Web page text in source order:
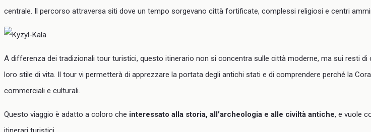
centrale. Il percorso attraversa siti dove un tempo sorgevano città fortificate, complessi religiosi e centri
A differenza dei tradizionali tour turistici, questo itinerario non si concentra sulle città moderne, ma sui resti
loro stile di vita. Il tour vi permetterà di apprezzare la portata degli antichi stati e di comprendere perché la
commerciali e culturali.
Questo viaggio è adatto a coloro che interessato alla storia, all'archeologia e alle civiltà antiche, e vuole